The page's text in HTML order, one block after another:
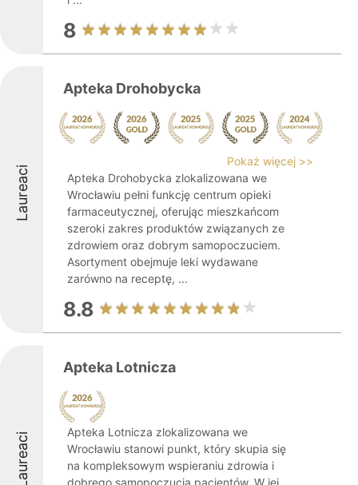
8
Laureaci
Apteka Drohobycka
Pokaż więcej >>
Apteka Drohobycka zlokalizowana we
Wrocławiu pełni funkcję centrum opieki
farmaceutycznej, oferując mieszkańcom
szeroki zakres produktów związanych ze
zdrowiem oraz dobrym samopoczuciem.
Asortyment obejmuje leki wydawane
zarówno na receptę, ...
8.8
Laureaci
Apteka Lotnicza
Apteka Lotnicza zlokalizowana we
Wrocławiu stanowi punkt, który skupia się
na kompleksowym wspieraniu zdrowia i
dobrego samopoczucia pacjentów. W jej